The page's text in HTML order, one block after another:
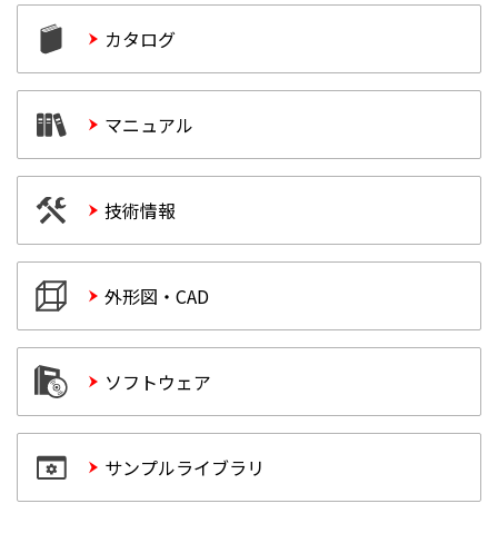
カタログ
マニュアル
技術情報
外形図・CAD
ソフトウェア
サンプルライブラリ